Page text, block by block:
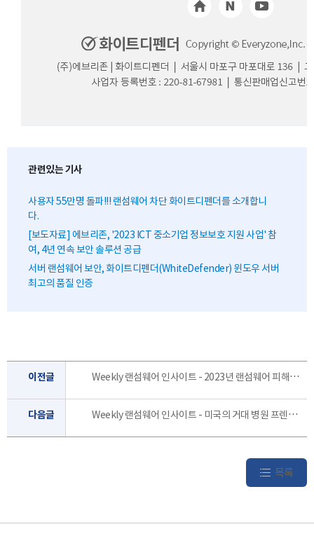
관련있는 기사
사용자 55만명 돌파!!! 랜섬웨어 차단 화이트디펜더를 소개합니
다.
[보도자료] 에브리존, '2023 ICT 중소기업 정보보호 지원 사업' 참
여, 4년 연속 보안 솔루션 공급
서버 랜섬웨어 보안, 화이트디펜더(WhiteDefender) 윈도우 서버
최고의 품질 인증
이전글 Weekly 랜섬웨어 인사이트 - 2023년 랜섬웨어 피해자들이 낸 돈은 11억 달러 [2월 5주]
다음글 Weekly 랜섬웨어 인사이트 - 미국의 거대 병원 프렌차이즈, 랜섬웨어 공격에 당해 마비 [2월 3주]
목록